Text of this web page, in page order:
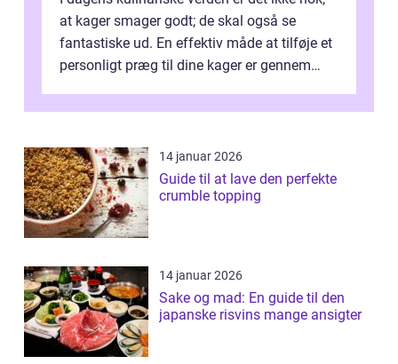
at kager smager godt; de skal også se
fantastiske ud. En effektiv måde at tilføje et
personligt præg til dine kager er gennem
14 januar 2026
Guide til at lave den perfekte
crumble topping
14 januar 2026
Sake og mad: En guide til den
japanske risvins mange ansigter